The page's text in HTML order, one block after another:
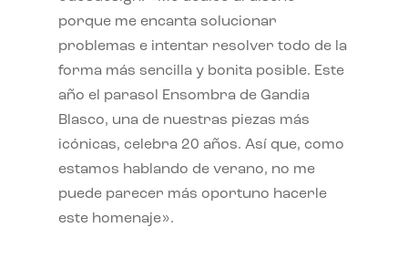
porque me encanta solucionar
problemas e intentar resolver todo de la
forma más sencilla y bonita posible. Este
año el parasol Ensombra de Gandia
Blasco, una de nuestras piezas más
icónicas, celebra 20 años. Así que, como
estamos hablando de verano, no me
puede parecer más oportuno hacerle
este homenaje».